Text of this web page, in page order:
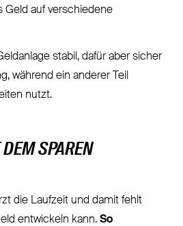
Geld auf verschiedene
stabil, dafür aber sicher
während ein anderer Teil
nutzt.
SPAREN
die Laufzeit und damit fehlt
entwickeln kann. So